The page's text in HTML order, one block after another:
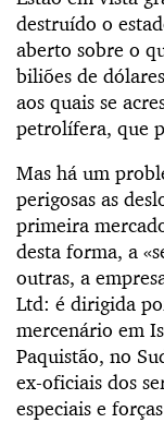
destruído o
aberto sobre o
biliões de
aos quais se
petrolífera, que
Mas há um
perigosas as
primeira
desta forma, a
outras, a
Ltd: é dirigida
mercenário em
Paquistão, no
ex-oficiais dos
especiais e